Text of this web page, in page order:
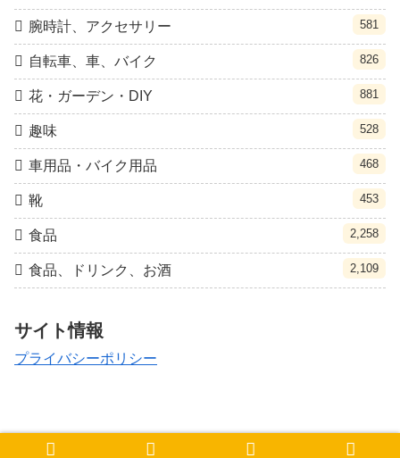
腕時計、アクセサリー 581
自転車、車、バイク 826
花・ガーデン・DIY 881
趣味 528
車用品・バイク用品 468
靴 453
食品 2,258
食品、ドリンク、お酒 2,109
サイト情報
プライバシーポリシー